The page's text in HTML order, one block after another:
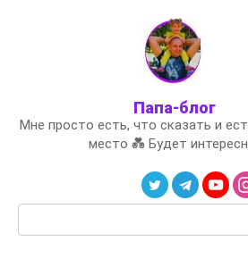
Папа-блог
Мне просто есть, что сказать и
место 💑 Будет